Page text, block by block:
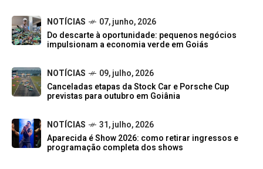
NOTÍCIAS
07, junho, 2026
Do descarte à oportunidade: pequenos negócios
impulsionam a economia verde em Goiás
NOTÍCIAS
09, julho, 2026
Canceladas etapas da Stock Car e Porsche Cup
previstas para outubro em Goiânia
NOTÍCIAS
31, julho, 2026
Aparecida é Show 2026: como retirar ingressos e
programação completa dos shows